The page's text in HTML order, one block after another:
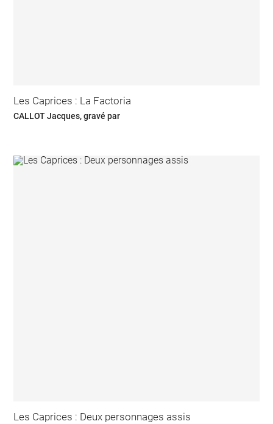
Les Caprices : La Factoria
CALLOT Jacques, gravé par
Les Caprices : Deux personnages assis